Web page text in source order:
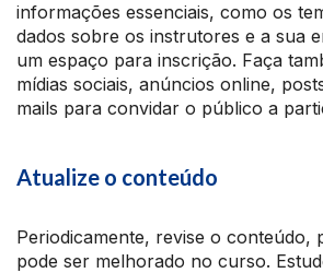
informações essenciais, como os
dados sobre os instrutores e a sua
um espaço para inscrição. Faça
mídias sociais, anúncios online,
mails para convidar o público a
Atualize o conteúdo
Periodicamente, revise o conteúdo,
pode ser melhorado no curso.